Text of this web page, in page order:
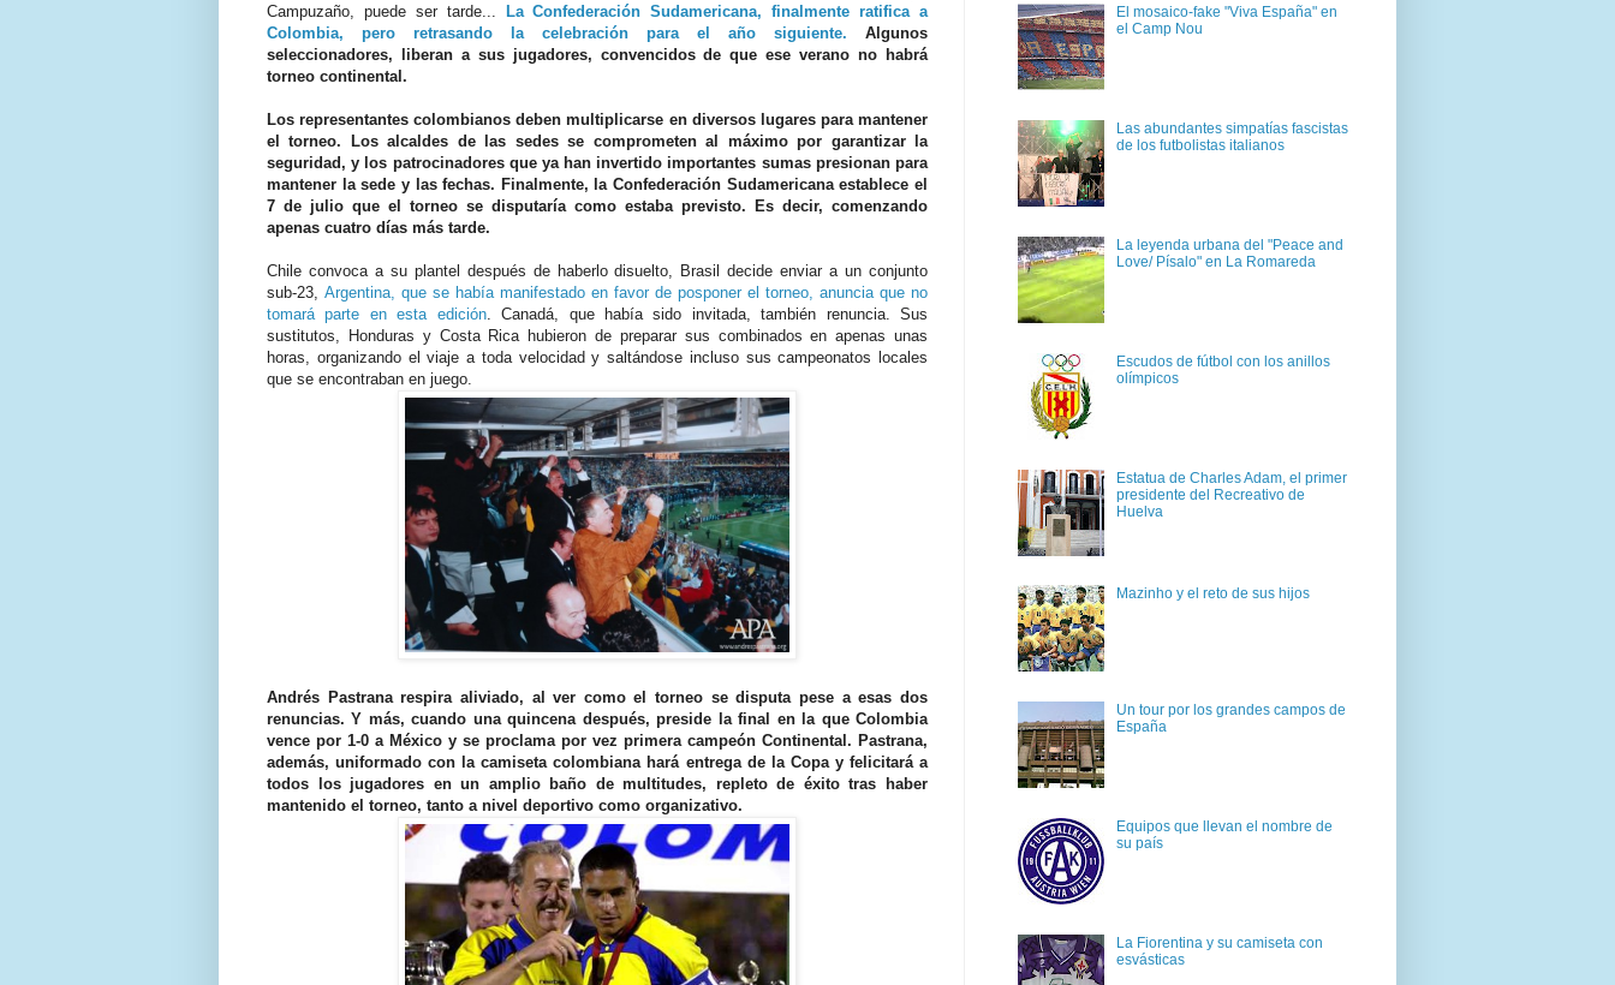
Campuzaño, puede ser tarde... La Confederación Sudamericana, finalmente ratifica a
Colombia, pero retrasando la celebración para el año siguiente. Algunos
seleccionadores, liberan a sus jugadores, convencidos de que ese verano no habrá
torneo continental.
Los representantes colombianos deben multiplicarse en diversos lugares para mantener
el torneo. Los alcaldes de las sedes se comprometen al máximo por garantizar la
seguridad, y los patrocinadores que ya han invertido importantes sumas presionan para
mantener la sede y las fechas. Finalmente, la Confederación Sudamericana establece el
7 de julio que el torneo se disputaría como estaba previsto. Es decir, comenzando
apenas cuatro días más tarde.
Chile convoca a su plantel después de haberlo disuelto, Brasil decide enviar a un conjunto
sub-23, Argentina, que se había manifestado en favor de posponer el torneo, anuncia que no
tomará parte en esta edición. Canadá, que había sido invitada, también renuncia. Sus
sustitutos, Honduras y Costa Rica hubieron de preparar sus combinados en apenas unas
horas, organizando el viaje a toda velocidad y saltándose incluso sus campeonatos locales
que se encontraban en juego.
Andrés Pastrana respira aliviado, al ver como el torneo se disputa pese a esas dos
renuncias. Y más, cuando una quincena después, preside la final en la que Colombia
vence por 1-0 a México y se proclama por vez primera campeón Continental. Pastrana,
además, uniformado con la camiseta colombiana hará entrega de la Copa y felicitará a
todos los jugadores en un amplio baño de multitudes, repleto de éxito tras haber
mantenido el torneo, tanto a nivel deportivo como organizativo.
El mosaico-fake "Viva España" en
el Camp Nou
Las abundantes simpatías fascistas
de los futbolistas italianos
La leyenda urbana del "Peace and
Love/ Písalo" en La Romareda
Escudos de fútbol con los anillos
olímpicos
Estatua de Charles Adam, el primer
presidente del Recreativo de
Huelva
Mazinho y el reto de sus hijos
Un tour por los grandes campos de
España
Equipos que llevan el nombre de
su país
La Fiorentina y su camiseta con
esvásticas